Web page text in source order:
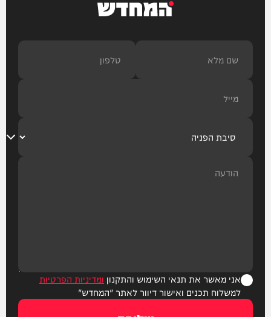
המחדש
אני מאשר את תנאי השימוש והתקנון ומדיניות הפרטיות
למשלוח תכנים ואישור דיוור לאתר "המחדש"